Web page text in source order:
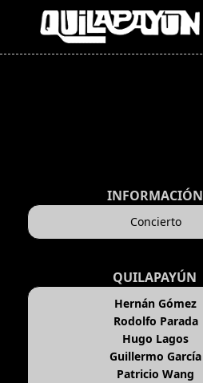
INFORMACIÓN
Concierto
QUILAPAYÚN
Hernán Gómez
Rodolfo Parada
Hugo Lagos
Guillermo García
Patricio Wang